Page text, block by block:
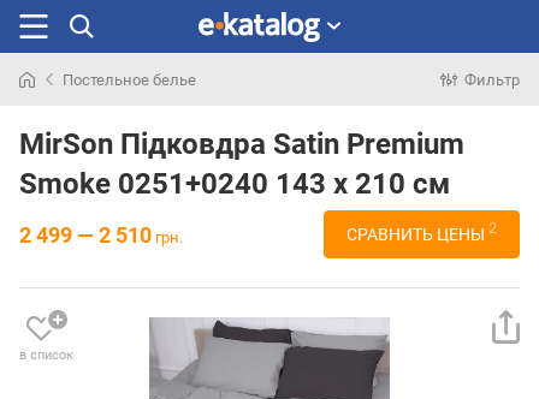
раньше
Постельное белье Фильтр
MirSon Підковдра Satin Premium
Smoke 0251+0240 143 x 210 см
2 499 — 2 510 грн. СРАВНИТЬ ЦЕНЫ 2
в список